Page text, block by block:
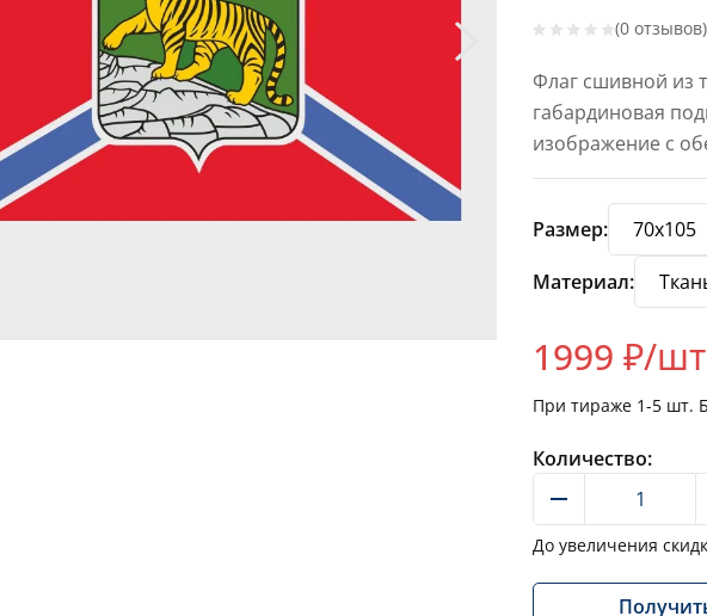
(0 отзывов)
Флаг сшивной из
габардиновая
изображение с
Размер:
Материал:
1999 ₽/шт
При тираже 1-5 шт.
Количество:
До увеличения